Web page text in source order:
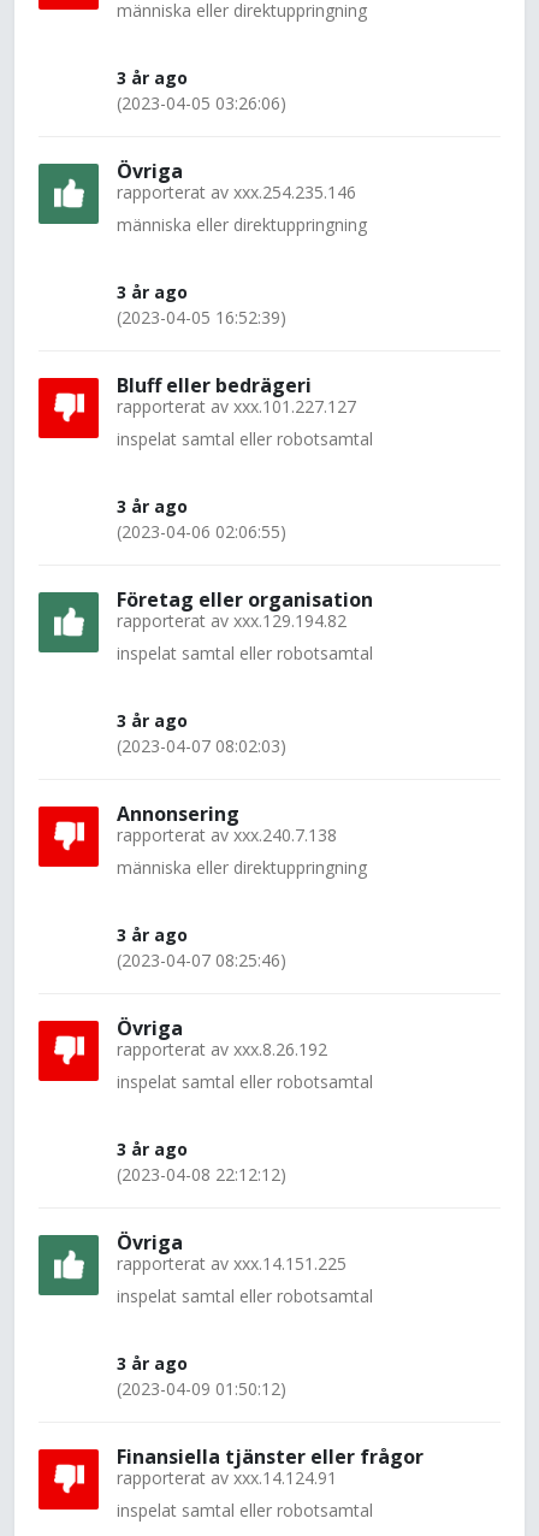
människa eller direktuppringning
3 år ago
(2023-04-05 03:26:06)
Övriga
rapporterat av xxx.254.235.146
människa eller direktuppringning
3 år ago
(2023-04-05 16:52:39)
Bluff eller bedrägeri
rapporterat av xxx.101.227.127
inspelat samtal eller robotsamtal
3 år ago
(2023-04-06 02:06:55)
Företag eller organisation
rapporterat av xxx.129.194.82
inspelat samtal eller robotsamtal
3 år ago
(2023-04-07 08:02:03)
Annonsering
rapporterat av xxx.240.7.138
människa eller direktuppringning
3 år ago
(2023-04-07 08:25:46)
Övriga
rapporterat av xxx.8.26.192
inspelat samtal eller robotsamtal
3 år ago
(2023-04-08 22:12:12)
Övriga
rapporterat av xxx.14.151.225
inspelat samtal eller robotsamtal
3 år ago
(2023-04-09 01:50:12)
Finansiella tjänster eller frågor
rapporterat av xxx.14.124.91
inspelat samtal eller robotsamtal